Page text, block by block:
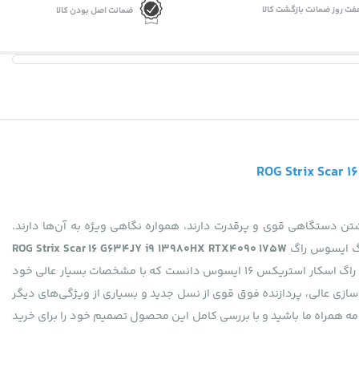
روز ضمانت بازگشت کالا ضمانت اصل بودن کالا
دستگاهی قوی و پرقدرت دارند، همواره نگاهی ویژه به آن‌ها دارند.
ایسوس راگ ROG Strix Scar 16 G634JY i9 13980HX RTX4090 175W
نیز یکی از جدیدترین تولیدات ایسوس است که در سال 2023 میلادی وارد بازار شده است. این محصول گیمینگ را باید قوی‌ترین کانفیگ راگ اسکار استریکس 16 ایسوس دانست که با مشخصات بسیار عالی خود
و فوق حرفه‌ای را در اختیار داشته باشند. نمایشگر 16 اینچی با رزولوشن و نرخ نوسازی عالی، پردازنده فوق قوی از نسل جدید و بسیاری از ویژگی‌های دیگر
همراه ما باشید و با بررسی کامل این محصول تصمیم خود را برای خرید